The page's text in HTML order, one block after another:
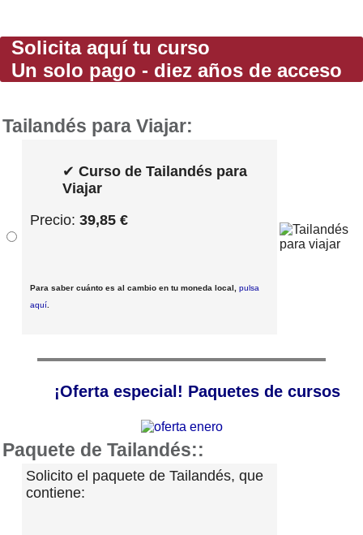
Solicita aquí tu curso
Un solo pago - diez años de acceso
Tailandés para Viajar:
✔ Curso de Tailandés para
Viajar
Precio: 39,85 €
Para saber cuánto es al cambio en tu moneda local, pulsa
aquí
¡Oferta especial! Paquetes de cursos
Paquete de Tailandés::
Solicito el paquete de Tailandés, que
contiene: